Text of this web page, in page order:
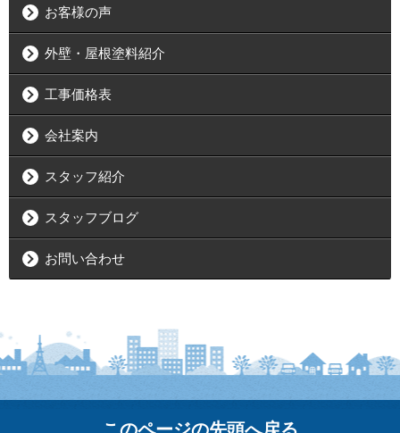
お客様の声
外壁・屋根塗料紹介
工事価格表
会社案内
スタッフ紹介
スタッフブログ
お問い合わせ